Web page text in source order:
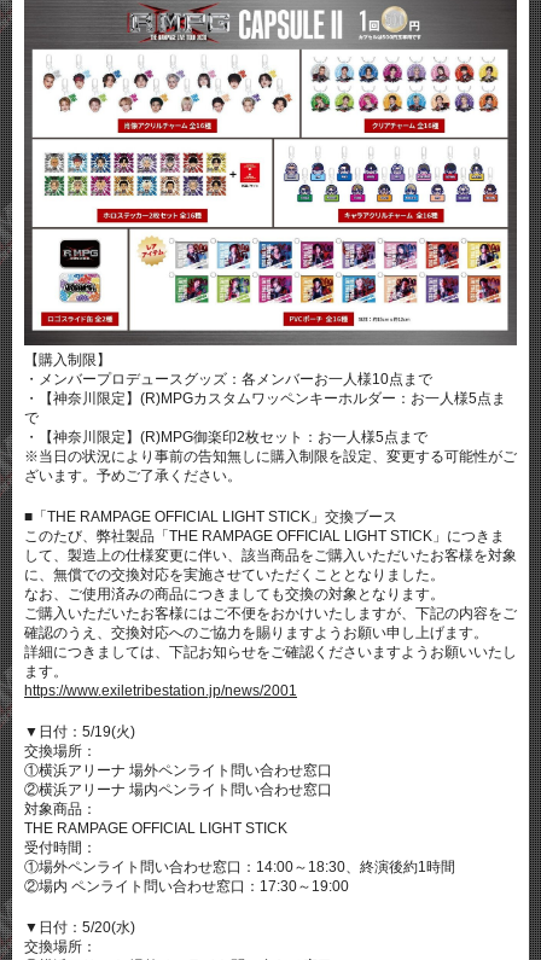
【購入制限】
・メンバープロデュースグッズ：各メンバーお一人様10点まで
・【神奈川限定】(R)MPGカスタムワッペンキーホルダー：お一人様5点ま
で
・【神奈川限定】(R)MPG御楽印2枚セット：お一人様5点まで
※当日の状況により事前の告知無しに購入制限を設定、変更する可能性がご
ざいます。予めご了承ください。
■「THE RAMPAGE OFFICIAL LIGHT STICK」交換ブース
このたび、弊社製品「THE RAMPAGE OFFICIAL LIGHT STICK」につきま
して、製造上の仕様変更に伴い、該当商品をご購入いただいたお客様を対象
に、無償での交換対応を実施させていただくこととなりました。
なお、ご使用済みの商品につきましても交換の対象となります。
ご購入いただいたお客様にはご不便をおかけいたしますが、下記の内容をご
確認のうえ、交換対応へのご協力を賜りますようお願い申し上げます。
詳細につきましては、下記お知らせをご確認くださいますようお願いいたし
ます。
https://www.exiletribestation.jp/news/2001
▼日付：5/19(火)
交換場所：
①横浜アリーナ 場外ペンライト問い合わせ窓口
②横浜アリーナ 場内ペンライト問い合わせ窓口
対象商品：
THE RAMPAGE OFFICIAL LIGHT STICK
受付時間：
①場外ペンライト問い合わせ窓口：14:00～18:30、終演後約1時間
②場内 ペンライト問い合わせ窓口：17:30～19:00
▼日付：5/20(水)
交換場所：